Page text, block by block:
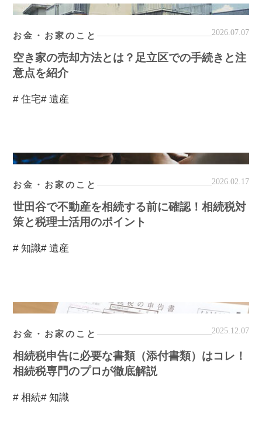
お金・お家のこと 2026.07.07
空き家の売却方法とは？足立区での手続きと注
意点を紹介
# 住宅# 遺産
お金・お家のこと 2026.02.17
世田谷で不動産を相続する前に確認！相続税対
策と税理士活用のポイント
# 知識# 遺産
お金・お家のこと 2025.12.07
相続税申告に必要な書類（添付書類）はコレ！
相続税専門のプロが徹底解説
# 相続# 知識